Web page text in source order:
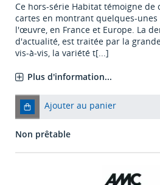
Ce hors-série Habitat témoigne
cartes en montrant quelques-unes
l'œuvre, en France et Europe. La
d'actualité, est traitée par la
vis-à-vis, la variété t[...]
Plus d'information...
Ajouter au panier
Non prêtable